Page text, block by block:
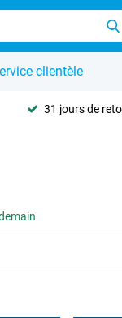
clientèle
31 jours de